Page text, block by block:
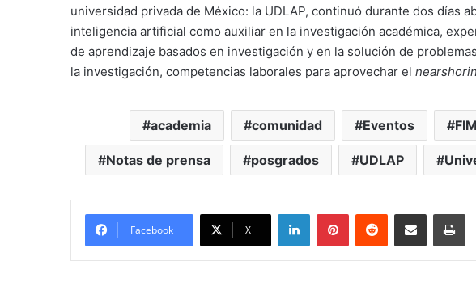
universidad privada de México: la UDLAP, continuó durante dos días
inteligencia artificial como auxiliar en la investigación académica,
de aprendizaje basados en investigación y en la solución de
la investigación, competencias laborales para aprovechar el
academia comunidad Eventos
Notas de prensa posgrados UDLAP
Facebook X
LinkedInPinterestReddit Share via Email